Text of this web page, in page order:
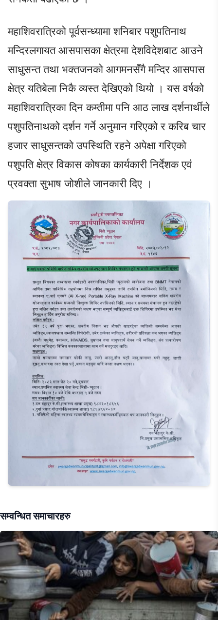
महाशिवरात्रिको पूर्वसन्ध्यामा शनिबार पशुपतिनाथ
मन्दिरलगायत आसपासका क्षेत्रमा देशविदेशबाट आउने
साधुसन्त तथा भक्तजनको आगमनसँगै मन्दिर आसपास
क्षेत्र यतिबेला निकै व्यस्त देखिएको थियो । यस वर्षको
महाशिवरात्रिका दिन कम्तीमा पनि आठ लाख दर्शनार्थीले
पशुपतिनाथको दर्शन गर्ने अनुमान गरिएको र करिब चार
हजार साधुसन्तको उपस्थिति रहने अपेक्षा गरिएको
पशुपति क्षेत्र विकास कोषका कार्यकारी निर्देशक एवं
प्रवक्ता सुभाष जोशीले जानकारी दिए ।
सम्वन्धित समाचारहरु